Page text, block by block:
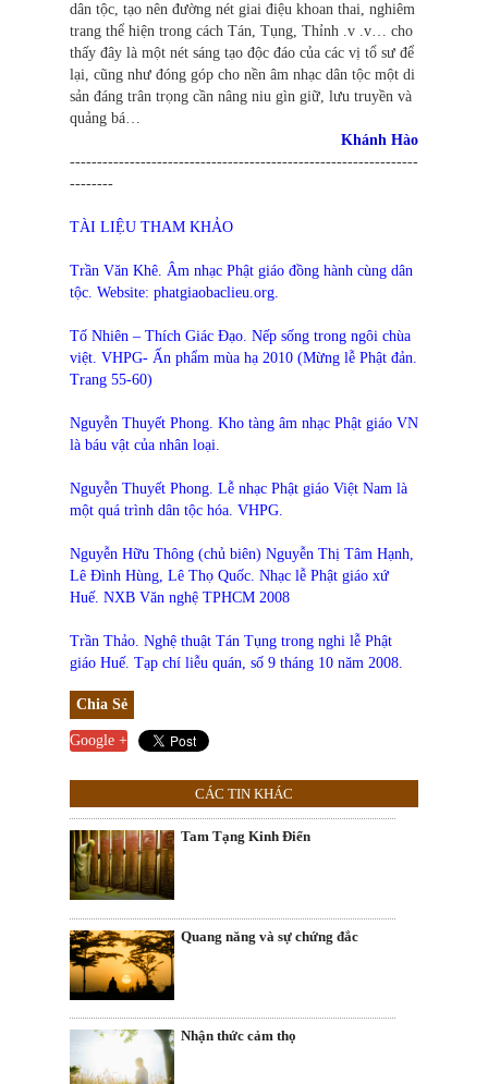
dân tộc, tạo nên đường nét giai điệu khoan thai, nghiêm
trang thể hiện trong cách Tán, Tụng, Thỉnh .v .v… cho
thấy đây là một nét sáng tạo độc đáo của các vị tổ sư để
lại, cũng như đóng góp cho nền âm nhạc dân tộc một di
sản đáng trân trọng cần nâng niu gìn giữ, lưu truyền và
quảng bá…
Khánh Hào
----------------------------------------------------------------
--------
TÀI LIỆU THAM KHẢO
Trần Văn Khê. Âm nhạc Phật giáo đồng hành cùng dân
tộc. Website: phatgiaobaclieu.org.
Tố Nhiên – Thích Giác Đạo. Nếp sống trong ngôi chùa
việt. VHPG- Ấn phẩm mùa hạ 2010 (Mừng lễ Phật đản.
Trang 55-60)
Nguyễn Thuyết Phong. Kho tàng âm nhạc Phật giáo VN
là báu vật của nhân loại.
Nguyễn Thuyết Phong. Lễ nhạc Phật giáo Việt Nam là
một quá trình dân tộc hóa. VHPG.
Nguyễn Hữu Thông (chủ biên) Nguyễn Thị Tâm Hạnh,
Lê Đình Hùng, Lê Thọ Quốc. Nhạc lễ Phật giáo xứ
Huế. NXB Văn nghệ TPHCM 2008
Trần Thảo. Nghệ thuật Tán Tụng trong nghi lễ Phật
giáo Huế. Tạp chí liễu quán, số 9 tháng 10 năm 2008.
Chia Sẻ
Google +
CÁC TIN KHÁC
Tam Tạng Kinh Điển
Quang năng và sự chứng đắc
Nhận thức cảm thọ